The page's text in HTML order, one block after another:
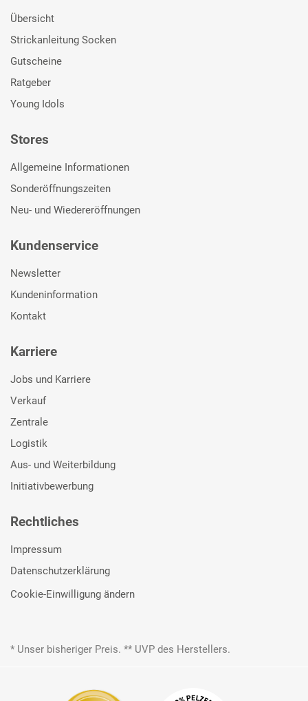
Übersicht
Strickanleitung Socken
Gutscheine
Ratgeber
Young Idols
Stores
Allgemeine Informationen
Sonderöffnungszeiten
Neu- und Wiedereröffnungen
Kundenservice
Newsletter
Kundeninformation
Kontakt
Karriere
Jobs und Karriere
Verkauf
Zentrale
Logistik
Aus- und Weiterbildung
Initiativbewerbung
Rechtliches
Impressum
Datenschutzerklärung
Cookie-Einwilligung ändern
* Unser bisheriger Preis. ** UVP des Herstellers.